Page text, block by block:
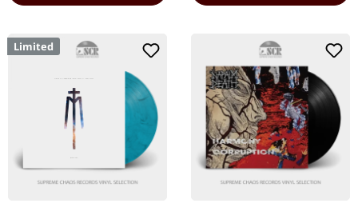
Limited